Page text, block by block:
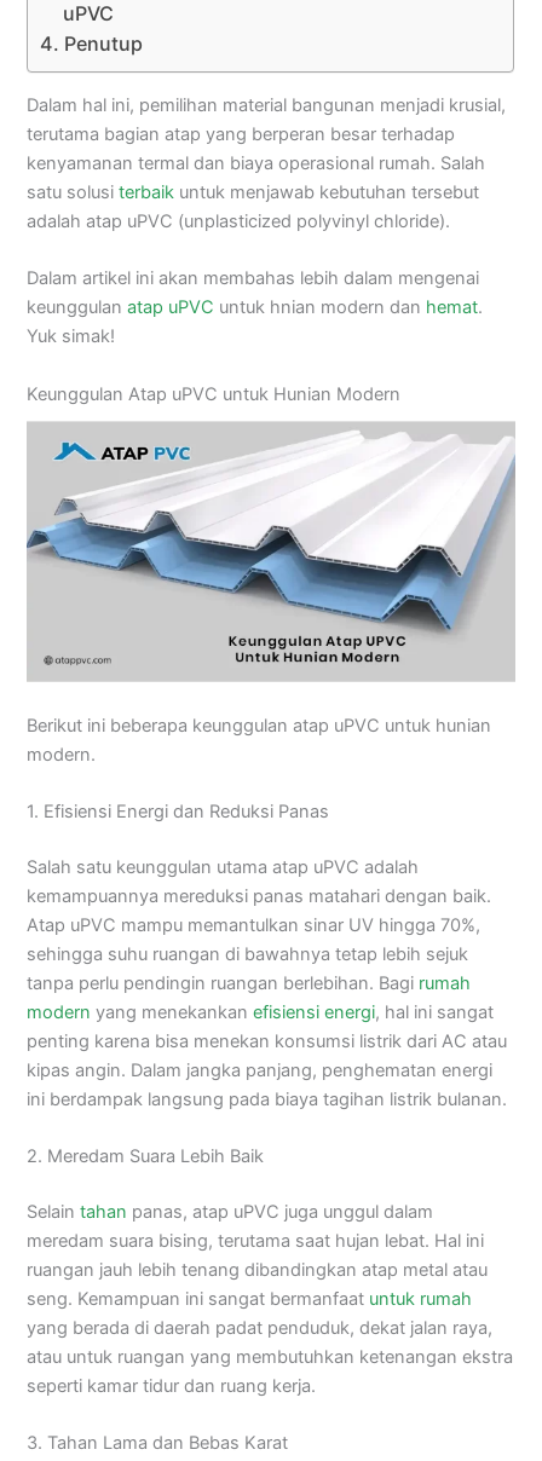
uPVC
Penutup
Dalam hal ini, pemilihan material bangunan menjadi krusial,
terutama bagian atap yang berperan besar terhadap
kenyamanan termal dan biaya operasional rumah. Salah
satu solusiterbaik untuk menjawab kebutuhan tersebut
adalah atap uPVC (unplasticized polyvinyl chloride).
Dalam artikel ini akan membahas lebih dalam mengenai
keunggulanatap uPVC untuk hnian modern dan hemat.
Yuk simak!
Keunggulan Atap uPVC untuk Hunian Modern
Berikut ini beberapa keunggulan atap uPVC untuk hunian
modern.
1. Efisiensi Energi dan Reduksi Panas
Salah satu keunggulan utama atap uPVC adalah
kemampuannya mereduksi panas matahari dengan baik.
Atap uPVC mampu memantulkan sinar UV hingga 70%,
sehingga suhu ruangan di bawahnya tetap lebih sejuk
tanpa perlu pendingin ruangan berlebihan. Bagi rumah
modern yang menekankanefisiensi energi, hal ini sangat
penting karena bisa menekan konsumsi listrik dari AC atau
kipas angin. Dalam jangka panjang, penghematan energi
ini berdampak langsung pada biaya tagihan listrik bulanan.
2. Meredam Suara Lebih Baik
Selaintahan panas, atap uPVC juga unggul dalam
meredam suara bising, terutama saat hujan lebat. Hal ini
ruangan jauh lebih tenang dibandingkan atap metal atau
seng. Kemampuan ini sangat bermanfaat untuk rumah
yang berada di daerah padat penduduk, dekat jalan raya,
atau untuk ruangan yang membutuhkan ketenangan ekstra
seperti kamar tidur dan ruang kerja.
3. Tahan Lama dan Bebas Karat